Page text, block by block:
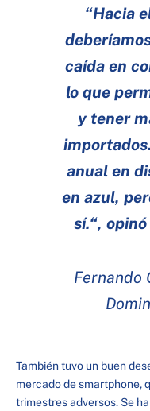
“Hacia
caída en
lo que
y tener
anual en
en azul,
sí.“,
Fernando
También tuvo un buen
mercado de smartphone,
trimestres adversos. Se